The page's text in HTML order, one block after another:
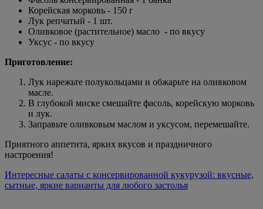
Корейская морковь - 150 г
Лук репчатый - 1 шт.
Оливковое (растительное) масло - по вкусу
Уксус - по вкусу
Приготовление:
Лук нарежьте полукольцами и обжарьте на оливковом
масле.
В глубокой миске смешайте фасоль, корейскую морковь
и лук.
Заправьте оливковым маслом и уксусом, перемешайте.
Приятного аппетита, ярких вкусов и праздничного
настроения!
Интересные салаты с консервированной кукурузой: вкусные,
сытные, яркие варианты для любого застолья